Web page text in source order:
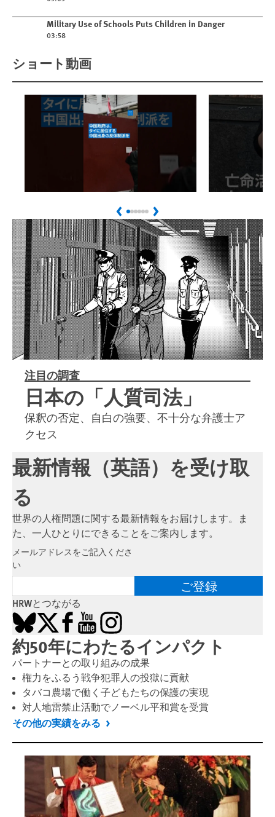
Play videoMilitary Use of Schools Puts Children in Danger
03:58
ショート動画
中国政府はタイ当局に対
し、反体制派を送還する
よう圧力をかけている
6年
PreviousNext
注目の調査
日本の「人質司法」
保釈の否定、自白の強要、不十分な弁護士ア
クセス
最新情報（英語）を受け取
る
世界の人権問題に関する最新情報をお届けします。ま
た、一人ひとりにできることをご案内します。
メールアドレスをご記入くださ
い
ご登録
HRWとつながる
Bluesky
X Facebook
YouTubeInstagram
約50年にわたるインパクト
パートナーとの取り組みの成果
権力をふるう戦争犯罪人の投獄に貢献
タバコ農場で働く子どもたちの保護の実現
対人地雷禁止活動でノーベル平和賞を受賞
その他の実績をみる